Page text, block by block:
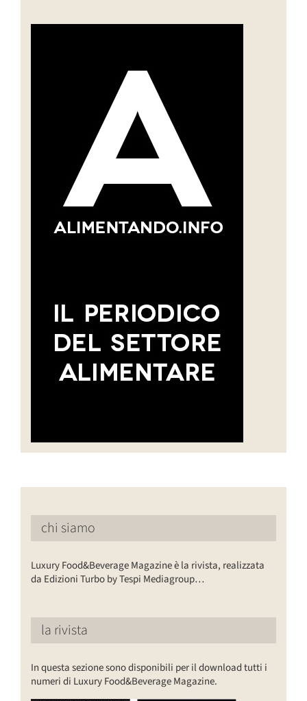
chi siamo
Luxury Food&Beverage Magazine è la rivista, realizzata
da Edizioni Turbo by Tespi Mediagroup…
la rivista
In questa sezione sono disponibili per il download tutti i
numeri di Luxury Food&Beverage Magazine.